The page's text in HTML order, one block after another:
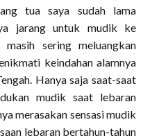
tua saya sudah lama
jarang untuk mudik ke
masih sering meluangkan
keindahan alamnya
Hanya saja saat-saat
mudik saat lebaran
merasakan sensasi mudik
lebaran bertahun-tahun